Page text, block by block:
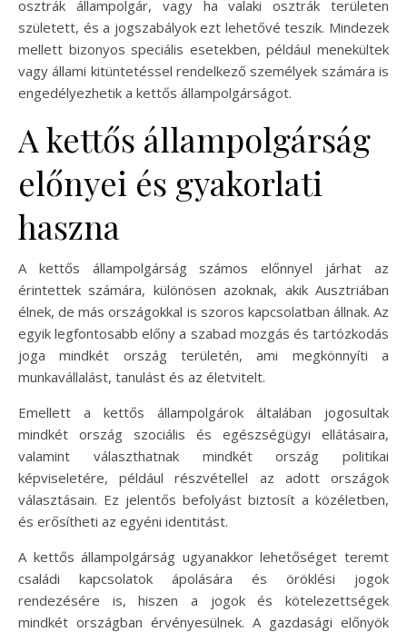
osztrák állampolgár, vagy ha valaki osztrák területen
született, és a jogszabályok ezt lehetővé teszik. Mindezek
mellett bizonyos speciális esetekben, például menekültek
vagy állami kitüntetéssel rendelkező személyek számára is
engedélyezhetik a kettős állampolgárságot.
A kettős állampolgárság
előnyei és gyakorlati
haszna
A kettős állampolgárság számos előnnyel járhat az
érintettek számára, különösen azoknak, akik Ausztriában
élnek, de más országokkal is szoros kapcsolatban állnak. Az
egyik legfontosabb előny a szabad mozgás és tartózkodás
joga mindkét ország területén, ami megkönnyíti a
munkavállalást, tanulást és az életvitelt.
Emellett a kettős állampolgárok általában jogosultak
mindkét ország szociális és egészségügyi ellátásaira,
valamint választhatnak mindkét ország politikai
képviseletére, például részvétellel az adott országok
választásain. Ez jelentős befolyást biztosít a közéletben,
és erősítheti az egyéni identitást.
A kettős állampolgárság ugyanakkor lehetőséget teremt
családi kapcsolatok ápolására és öröklési jogok
rendezésére is, hiszen a jogok és kötelezettségek
mindkét országban érvényesülnek. A gazdasági előnyök